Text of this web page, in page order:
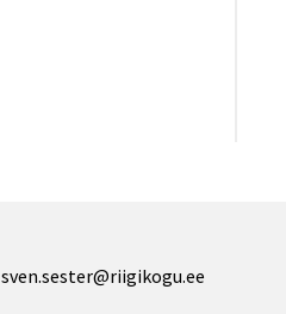
sven.sester@riigikogu.ee